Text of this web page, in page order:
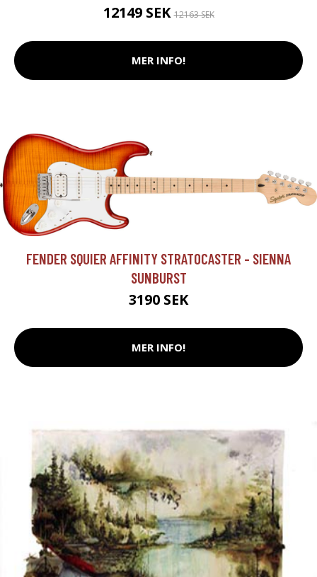
12149 SEK12163 SEK
MER INFO!
FENDER SQUIER AFFINITY STRATOCASTER - SIENNA
SUNBURST
3190 SEK
MER INFO!